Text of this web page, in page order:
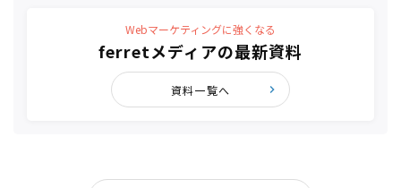
Webマーケティングに強くなる
ferretメディアの最新資料
資料一覧へ